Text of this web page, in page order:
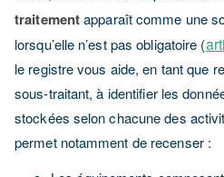
traitementapparaît comme une
lorsqu’elle n’est pas obligatoire (
le registre vous aide, en tant que
sous-traitant, à identifier les
stockées selon chacune des
permet notamment de recenser :